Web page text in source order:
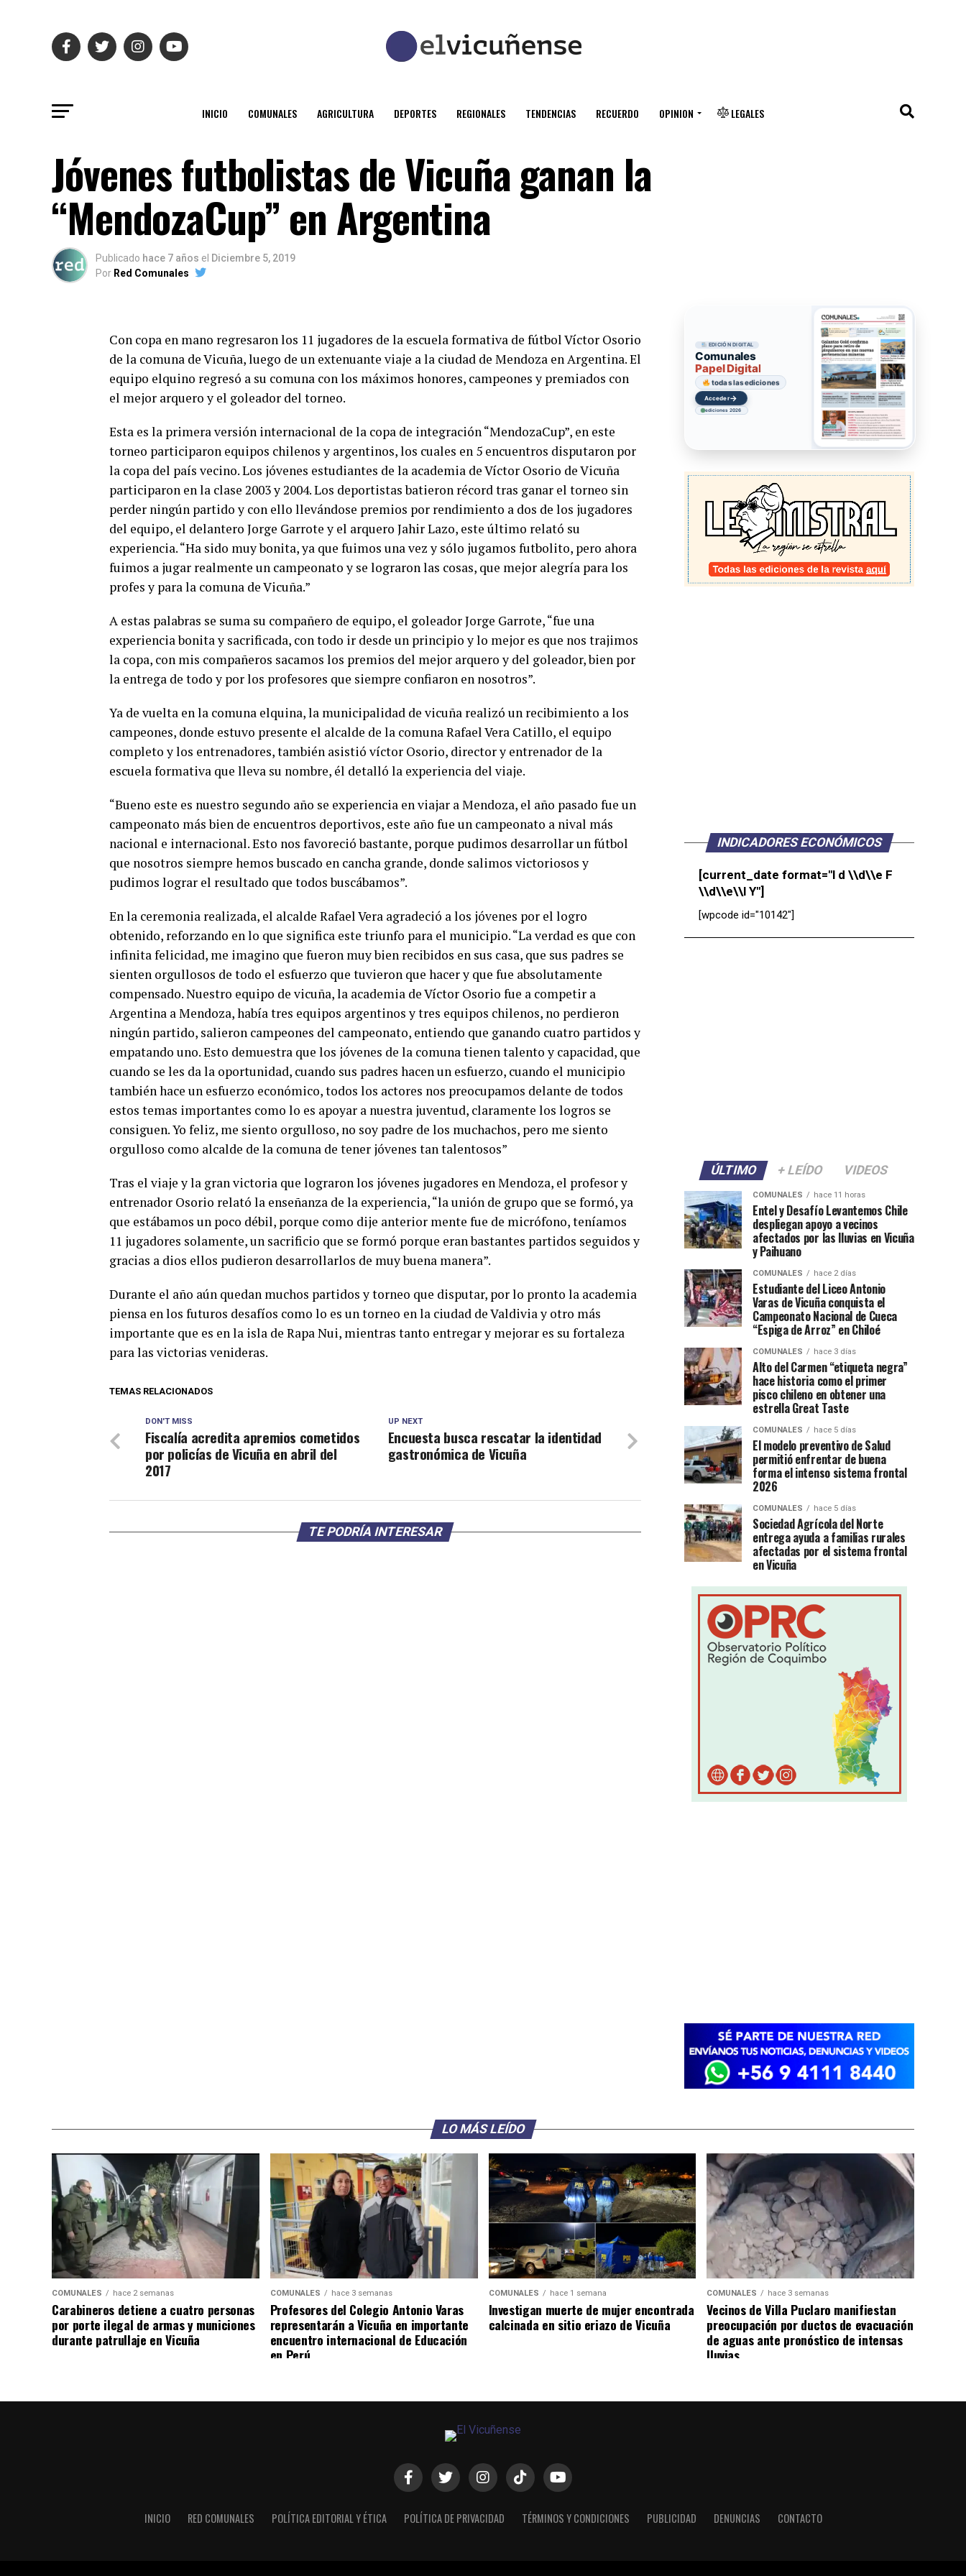
INICIO COMUNALES AGRICULTURA DEPORTES REGIONALES TENDENCIAS RECUERDO OPINION LEGALES
Jóvenes futbolistas de Vicuña ganan la
“MendozaCup” en Argentina
Publicado hace 7 años el Diciembre 5, 2019
Por Red Comunales
Con copa en mano regresaron los 11 jugadores de la escuela formativa de fútbol Víctor Osorio
de la comuna de Vicuña, luego de un extenuante viaje a la ciudad de Mendoza en Argentina. El
equipo elquino regresó a su comuna con los máximos honores, campeones y premiados con
el mejor arquero y el goleador del torneo.
Esta es la primera versión internacional de la copa de integración “MendozaCup”, en este
torneo participaron equipos chilenos y argentinos, los cuales en 5 encuentros disputaron por
la copa del país vecino. Los jóvenes estudiantes de la academia de Víctor Osorio de Vicuña
participaron en la clase 2003 y 2004. Los deportistas batieron récord tras ganar el torneo sin
perder ningún partido y con ello llevándose premios por rendimiento a dos de los jugadores
del equipo, el delantero Jorge Garrote y el arquero Jahir Lazo, este último relató su
experiencia. “Ha sido muy bonita, ya que fuimos una vez y sólo jugamos futbolito, pero ahora
fuimos a jugar realmente un campeonato y se lograron las cosas, que mejor alegría para los
profes y para la comuna de Vicuña.”
A estas palabras se suma su compañero de equipo, el goleador Jorge Garrote, “fue una
experiencia bonita y sacrificada, con todo ir desde un principio y lo mejor es que nos trajimos
la copa, con mis compañeros sacamos los premios del mejor arquero y del goleador, bien por
la entrega de todo y por los profesores que siempre confiaron en nosotros”.
Ya de vuelta en la comuna elquina, la municipalidad de vicuña realizó un recibimiento a los
campeones, donde estuvo presente el alcalde de la comuna Rafael Vera Catillo, el equipo
completo y los entrenadores, también asistió víctor Osorio, director y entrenador de la
escuela formativa que lleva su nombre, él detalló la experiencia del viaje.
“Bueno este es nuestro segundo año se experiencia en viajar a Mendoza, el año pasado fue un
campeonato más bien de encuentros deportivos, este año fue un campeonato a nival más
nacional e internacional. Esto nos favoreció bastante, porque pudimos desarrollar un fútbol
que nosotros siempre hemos buscado en cancha grande, donde salimos victoriosos y
pudimos lograr el resultado que todos buscábamos”.
En la ceremonia realizada, el alcalde Rafael Vera agradeció a los jóvenes por el logro
obtenido, reforzando en lo que significa este triunfo para el municipio. “La verdad es que con
infinita felicidad, me imagino que fueron muy bien recibidos en sus casa, que sus padres se
sienten orgullosos de todo el esfuerzo que tuvieron que hacer y que fue absolutamente
compensado. Nuestro equipo de vicuña, la academia de Víctor Osorio fue a competir a
Argentina a Mendoza, había tres equipos argentinos y tres equipos chilenos, no perdieron
ningún partido, salieron campeones del campeonato, entiendo que ganando cuatro partidos y
empatando uno. Esto demuestra que los jóvenes de la comuna tienen talento y capacidad, que
cuando se les da la oportunidad, cuando sus padres hacen un esfuerzo, cuando el municipio
también hace un esfuerzo económico, todos los actores nos preocupamos delante de todos
estos temas importantes como lo es apoyar a nuestra juventud, claramente los logros se
consiguen. Yo feliz, me siento orgulloso, no soy padre de los muchachos, pero me siento
orgulloso como alcalde de la comuna de tener jóvenes tan talentosos”
Tras el viaje y la gran victoria que lograron los jóvenes jugadores en Mendoza, el profesor y
entrenador Osorio relató la enseñanza de la experiencia, “la unión de grupo que se formó, ya
que estábamos un poco débil, porque como dije anterior mente fue de micrófono, teníamos
11 jugadores solamente, un sacrificio que se formó porque eran bastantes partidos seguidos y
gracias a dios ellos pudieron desarrollarlos de muy buena manera”.
Durante el año aún quedan muchos partidos y torneo que disputar, por lo pronto la academia
piensa en los futuros desafíos como lo es un torneo en la ciudad de Valdivia y otro más
importante que es en la isla de Rapa Nui, mientras tanto entregar y mejorar es su fortaleza
para las victorias venideras.
TEMAS RELACIONADOS
UP NEXT
Encuesta busca rescatar la identidad
gastronómica de Vicuña
DON'T MISS
Fiscalía acredita apremios cometidos
por policías de Vicuña en abril del
2017
TE PODRÍA INTERESAR
EDICIÓN DIGITAL
Comunales
Papel Digital
todas las ediciones
Acceder→
ediciones 2026
INDICADORES ECONÓMICOS
[current_date format="l d \\d\\e F
\\d\\e\\l Y"]
[wpcode id="10142"]
ÚLTIMO + LEÍDO VIDEOS
COMUNALES hace 11 horas
Entel y Desafío Levantemos Chile
despliegan apoyo a vecinos
afectados por las lluvias en Vicuña
y Paihuano
COMUNALES hace 2 días
Estudiante del Liceo Antonio
Varas de Vicuña conquista el
Campeonato Nacional de Cueca
“Espiga de Arroz” en Chiloé
COMUNALES hace 3 días
Alto del Carmen “etiqueta negra”
hace historia como el primer
pisco chileno en obtener una
estrella Great Taste
COMUNALES hace 5 días
El modelo preventivo de Salud
permitió enfrentar de buena
forma el intenso sistema frontal
2026
COMUNALES hace 5 días
Sociedad Agrícola del Norte
entrega ayuda a familias rurales
afectadas por el sistema frontal
en Vicuña
LO MÁS LEÍDO
COMUNALES hace 2 semanas
Carabineros detiene a cuatro personas
por porte ilegal de armas y municiones
durante patrullaje en Vicuña
COMUNALES hace 3 semanas
Profesores del Colegio Antonio Varas
representarán a Vicuña en importante
encuentro internacional de Educación
en Perú
COMUNALES hace 1 semana
Investigan muerte de mujer encontrada
calcinada en sitio eriazo de Vicuña
COMUNALES hace 3 semanas
Vecinos de Villa Puclaro manifiestan
preocupación por ductos de evacuación
de aguas ante pronóstico de intensas
lluvias
INICIO RED COMUNALES POLÍTICA EDITORIAL Y ÉTICA POLÍTICA DE PRIVACIDAD TÉRMINOS Y CONDICIONES PUBLICIDAD DENUNCIAS CONTACTO